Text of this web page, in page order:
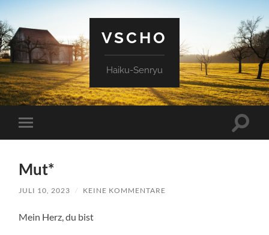
VSCHO
Haiku-Senryu
Mobile-
Menü
Mut*
JULI 10, 2023 / KEINE KOMMENTARE
Mein Herz, du bist